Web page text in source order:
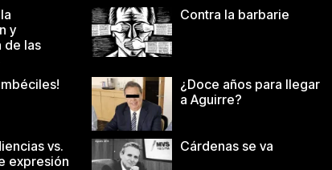
y
de las
Contra la barbarie
¿Doce años para llegar
a Aguirre?
vs.
expresión
Cárdenas se va